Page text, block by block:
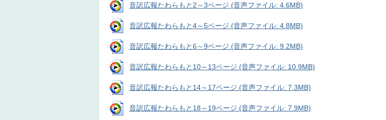
音訳広報たわらもと2～3ページ (音声ファイル: 4.6MB)
音訳広報たわらもと4～5ページ (音声ファイル: 4.8MB)
音訳広報たわらもと6～9ページ (音声ファイル: 9.2MB)
音訳広報たわらもと10～13ページ (音声ファイル: 10.9MB)
音訳広報たわらもと14～17ページ (音声ファイル: 7.3MB)
音訳広報たわらもと18～19ページ (音声ファイル: 7.9MB)